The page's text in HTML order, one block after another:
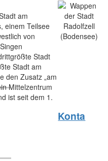
am
einem Teilsee
von
Stadt
Stadt am
den Zusatz „am
Mittelzentrum
ist seit dem 1.
Konta